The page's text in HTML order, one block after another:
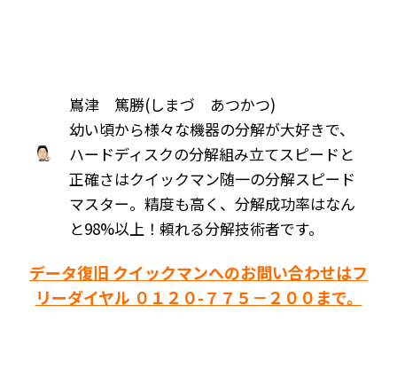
嶌津 篤勝(しまづ あつかつ)
幼い頃から様々な機器の分解が大好きで、
ハードディスクの分解組み立てスピードと
正確さはクイックマン随一の分解スピード
マスター。精度も高く、分解成功率はなん
と98%以上！頼れる分解技術者です。
データ復旧 クイックマンへのお問い合わせはフ
リーダイヤル ０１２０-７７５－２００まで。